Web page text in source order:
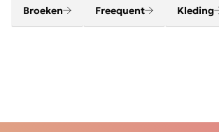
Broeken Freequent Kleding